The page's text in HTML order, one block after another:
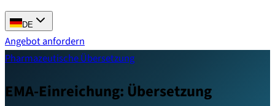
DE
Angebot anfordern
Pharmazeutische Übersetzung
EMA-Einreichung: Übersetzung